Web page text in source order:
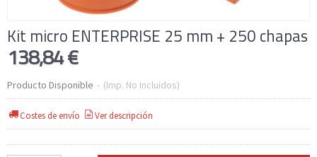
Kit micro ENTERPRISE 25 mm + 250 chapas
138,84 €
Producto Disponible - (Imp. No Incluidos)
Costes de envío Ver descripción